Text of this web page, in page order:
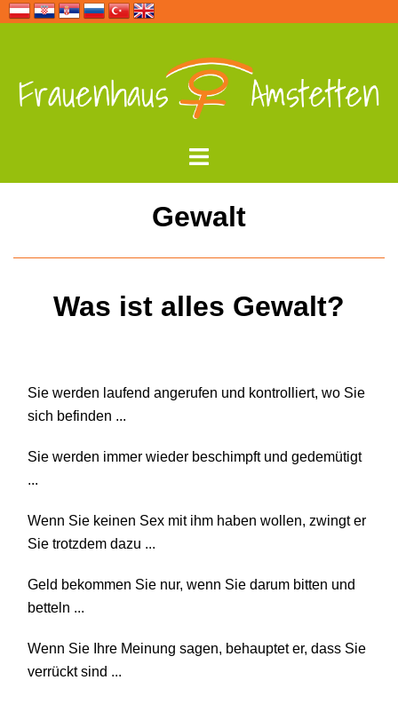
springen
Menü
Gewalt
Was ist alles Gewalt?
Sie werden laufend angerufen und kontrolliert, wo Sie
sich befinden ...
Sie werden immer wieder beschimpft und gedemütigt
...
Wenn Sie keinen Sex mit ihm haben wollen, zwingt er
Sie trotzdem dazu ...
Geld bekommen Sie nur, wenn Sie darum bitten und
betteln ...
Wenn Sie Ihre Meinung sagen, behauptet er, dass Sie
verrückt sind ...